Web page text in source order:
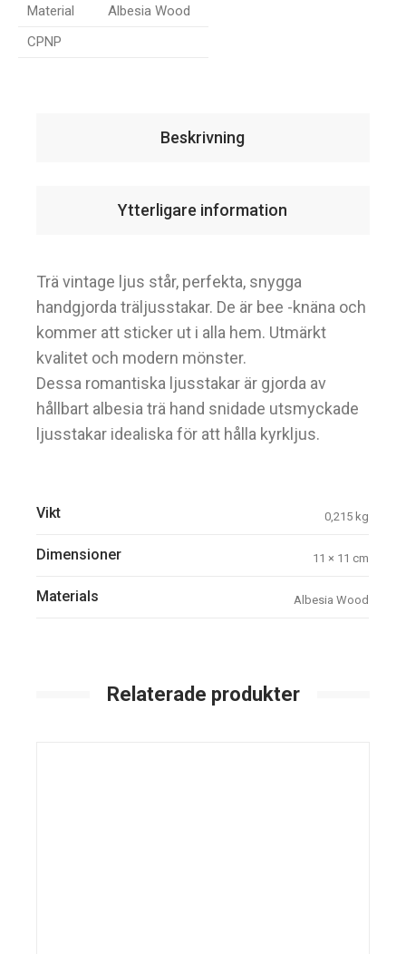
Material
Albesia Wood
CPNP
Beskrivning
Ytterligare information
Trä vintage ljus står, perfekta, snygga
handgjorda träljusstakar. De är bee -knäna och
kommer att sticker ut i alla hem. Utmärkt
kvalitet och modern mönster.
Dessa romantiska ljusstakar är gjorda av
hållbart albesia trä hand snidade utsmyckade
ljusstakar idealiska för att hålla kyrkljus.
Vikt 0,215 kg
Dimensioner 11 × 11 cm
Materials Albesia Wood
Relaterade produkter